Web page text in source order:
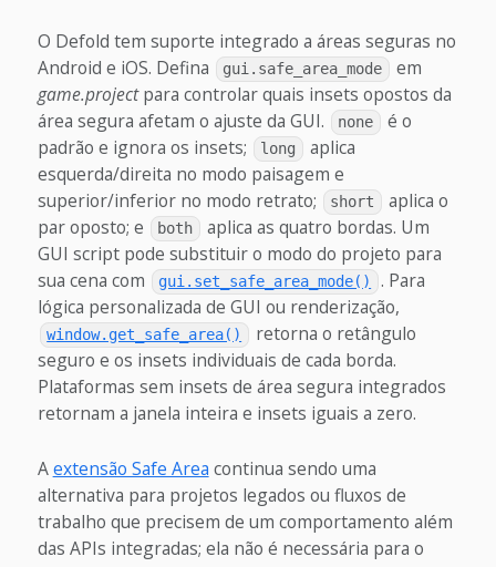
O Defold tem suporte integrado a áreas seguras no
Android e iOS. Defina
gui.safe_area_mode
em
game.projectpara controlar quais insets opostos da
área segura afetam o ajuste da GUI.
none
é o
padrão e ignora os insets;
long
aplica
esquerda/direita no modo paisagem e
superior/inferior no modo retrato;
short
aplica o
par oposto; e
both
aplica as quatro bordas. Um
GUI script pode substituir o modo do projeto para
sua cena com
gui.set_safe_area_mode()
. Para
lógica personalizada de GUI ou renderização,
window.get_safe_area()
retorna o retângulo
seguro e os insets individuais de cada borda.
Plataformas sem insets de área segura integrados
retornam a janela inteira e insets iguais a zero.
Aextensão Safe Area continua sendo uma
alternativa para projetos legados ou fluxos de
trabalho que precisem de um comportamento além
das APIs integradas; ela não é necessária para o